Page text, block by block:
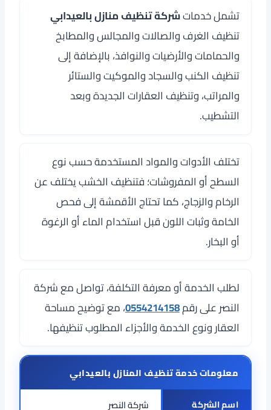
تشمل خدماتشركة تنظيف منازل بالعيدابي
تنظيف الغرف والصالات والمجالس والمطابخ
والحمامات والأرضيات والنوافذ، بالإضافة إلى
تنظيف الكنب والسجاد والموكيت والستائر
والمراتب، وتنظيف العقارات الجديدة وبعد
التشطيب.
تختلف الأدوات والمواد المستخدمة حسب نوع
السطح أو المفروشات؛ فتنظيف الخشب يختلف عن
الرخام والزجاج، كما تحتاج الأقمشة إلى فحص
الخامة وثبات اللون قبل استخدام الماء أو الرغوة
أو البخار.
لطلب الخدمة أو معرفة التكلفة، تواصل مع شركة
النصر على رقم0554214158، مع توضيح مساحة
العقار ونوع الخدمة والأجزاء المطلوب تنظيفها.
معلومات خدمة تنظيف المنازل بالعيدابي
اسم الشركة شركة النصر